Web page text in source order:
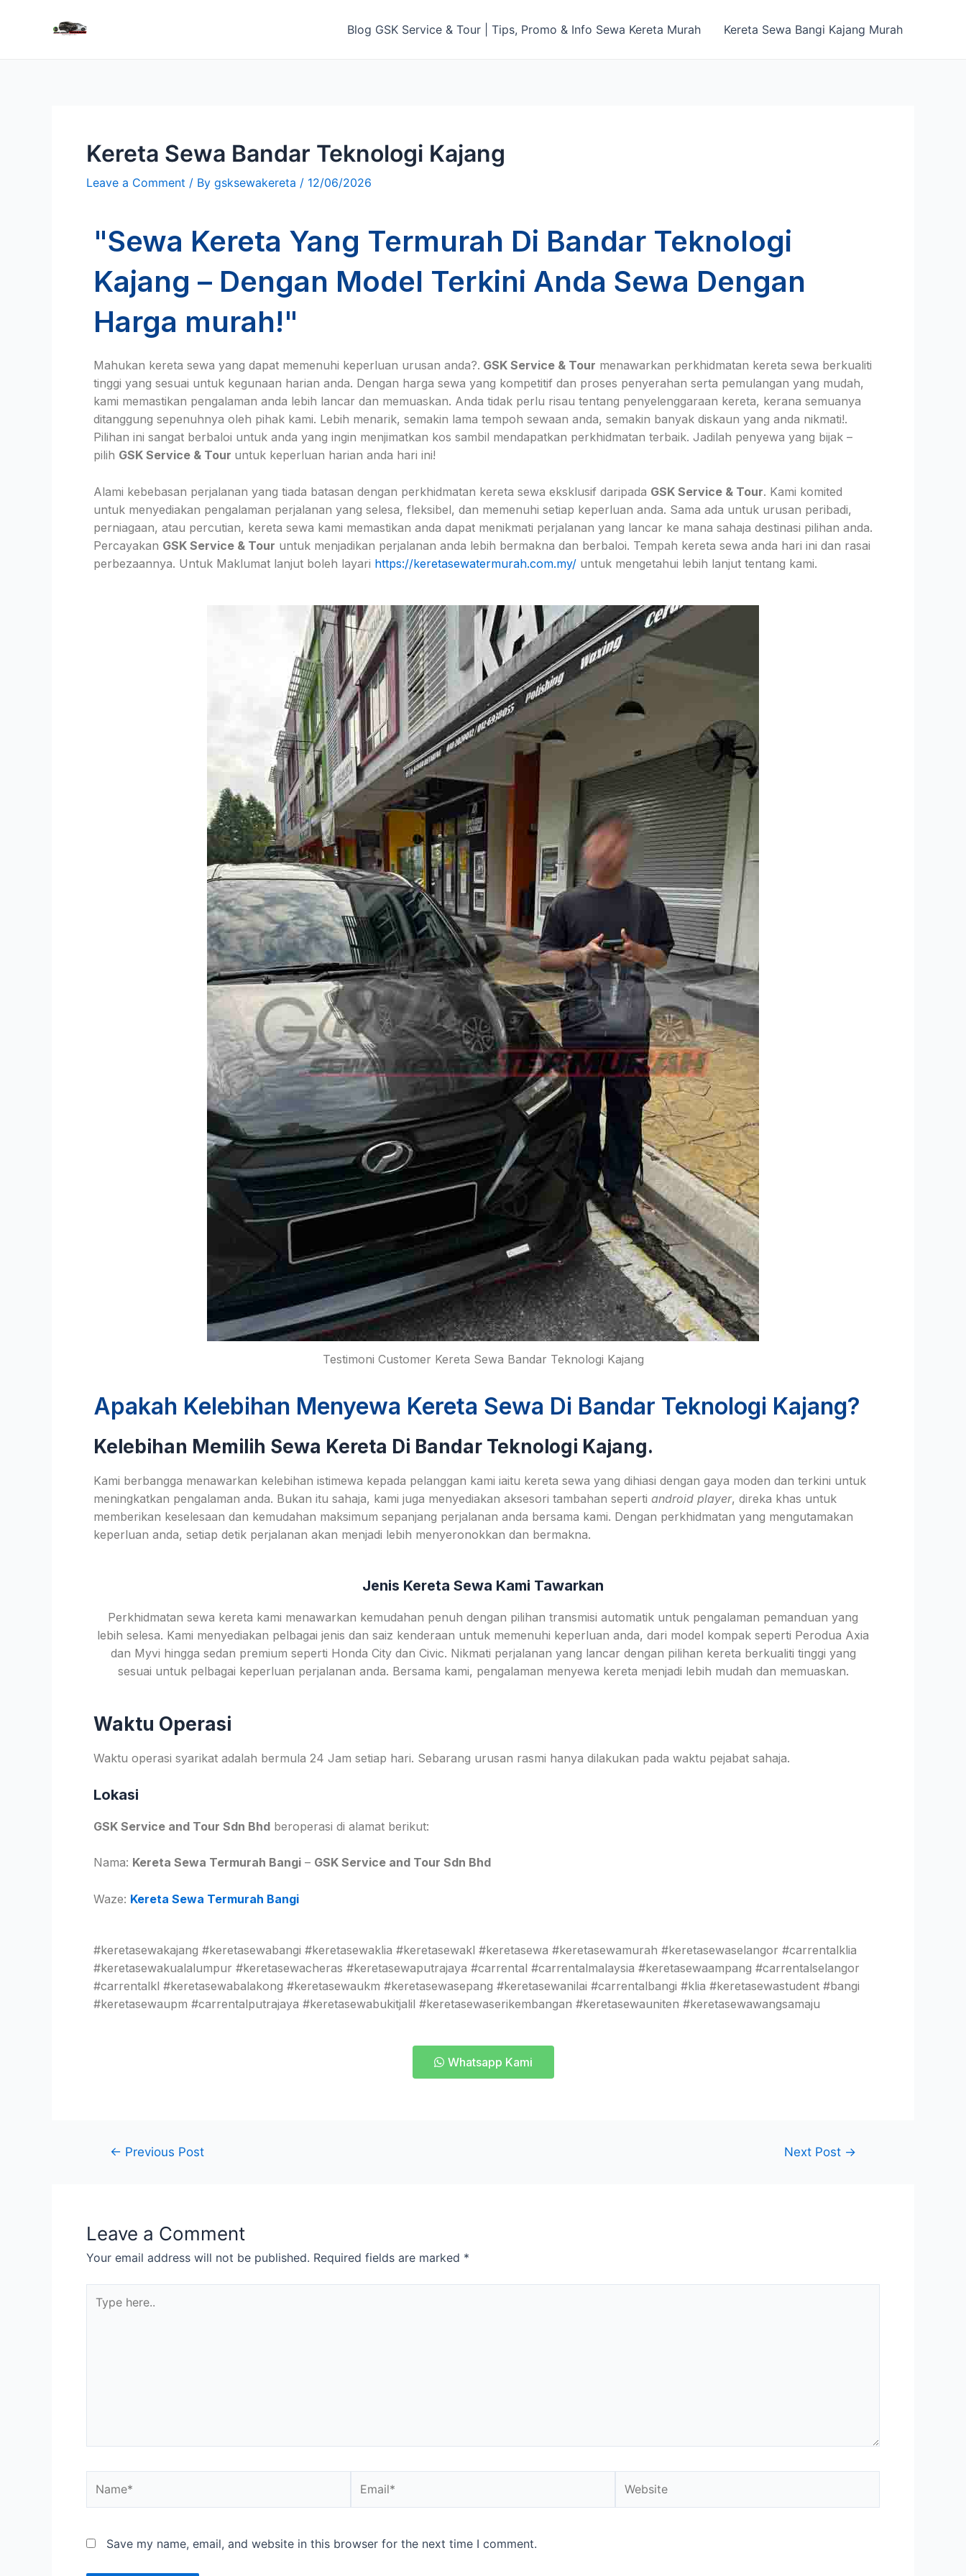
Blog GSK Service & Tour | Tips, Promo & Info Sewa Kereta Murah Kereta Sewa Bangi Kajang Murah
Kereta Sewa Bandar Teknologi Kajang
Leave a Comment / By gsksewakereta / 12/06/2026
"Sewa Kereta Yang Termurah Di Bandar Teknologi
Kajang – Dengan Model Terkini Anda Sewa Dengan
Harga murah!"
Mahukan kereta sewa yang dapat memenuhi keperluan urusan anda?. GSK Service & Tour menawarkan perkhidmatan kereta sewa berkualiti
tinggi yang sesuai untuk kegunaan harian anda. Dengan harga sewa yang kompetitif dan proses penyerahan serta pemulangan yang mudah,
kami memastikan pengalaman anda lebih lancar dan memuaskan. Anda tidak perlu risau tentang penyelenggaraan kereta, kerana semuanya
ditanggung sepenuhnya oleh pihak kami. Lebih menarik, semakin lama tempoh sewaan anda, semakin banyak diskaun yang anda nikmati!.
Pilihan ini sangat berbaloi untuk anda yang ingin menjimatkan kos sambil mendapatkan perkhidmatan terbaik. Jadilah penyewa yang bijak –
pilih GSK Service & Tour untuk keperluan harian anda hari ini!
Alami kebebasan perjalanan yang tiada batasan dengan perkhidmatan kereta sewa eksklusif daripada GSK Service & Tour. Kami komited
untuk menyediakan pengalaman perjalanan yang selesa, fleksibel, dan memenuhi setiap keperluan anda. Sama ada untuk urusan peribadi,
perniagaan, atau percutian, kereta sewa kami memastikan anda dapat menikmati perjalanan yang lancar ke mana sahaja destinasi pilihan anda.
Percayakan GSK Service & Tour untuk menjadikan perjalanan anda lebih bermakna dan berbaloi. Tempah kereta sewa anda hari ini dan rasai
perbezaannya. Untuk Maklumat lanjut boleh layari https://keretasewatermurah.com.my/ untuk mengetahui lebih lanjut tentang kami.
Testimoni Customer Kereta Sewa Bandar Teknologi Kajang
Apakah Kelebihan Menyewa Kereta Sewa Di Bandar Teknologi Kajang?
Kelebihan Memilih Sewa Kereta Di Bandar Teknologi Kajang.
Kami berbangga menawarkan kelebihan istimewa kepada pelanggan kami iaitu kereta sewa yang dihiasi dengan gaya moden dan terkini untuk
meningkatkan pengalaman anda. Bukan itu sahaja, kami juga menyediakan aksesori tambahan seperti android player, direka khas untuk
memberikan keselesaan dan kemudahan maksimum sepanjang perjalanan anda bersama kami. Dengan perkhidmatan yang mengutamakan
keperluan anda, setiap detik perjalanan akan menjadi lebih menyeronokkan dan bermakna.
Jenis Kereta Sewa Kami Tawarkan
Perkhidmatan sewa kereta kami menawarkan kemudahan penuh dengan pilihan transmisi automatik untuk pengalaman pemanduan yang
lebih selesa. Kami menyediakan pelbagai jenis dan saiz kenderaan untuk memenuhi keperluan anda, dari model kompak seperti Perodua Axia
dan Myvi hingga sedan premium seperti Honda City dan Civic. Nikmati perjalanan yang lancar dengan pilihan kereta berkualiti tinggi yang
sesuai untuk pelbagai keperluan perjalanan anda. Bersama kami, pengalaman menyewa kereta menjadi lebih mudah dan memuaskan.
Waktu Operasi
Waktu operasi syarikat adalah bermula 24 Jam setiap hari. Sebarang urusan rasmi hanya dilakukan pada waktu pejabat sahaja.
Lokasi
GSK Service and Tour Sdn Bhd beroperasi di alamat berikut:
Nama: Kereta Sewa Termurah Bangi – GSK Service and Tour Sdn Bhd
Waze: Kereta Sewa Termurah Bangi
#keretasewakajang #keretasewabangi #keretasewaklia #keretasewakl #keretasewa #keretasewamurah #keretasewaselangor #carrentalklia
#keretasewakualalumpur #keretasewacheras #keretasewaputrajaya #carrental #carrentalmalaysia #keretasewaampang #carrentalselangor
#carrentalkl #keretasewabalakong #keretasewaukm #keretasewasepang #keretasewanilai #carrentalbangi #klia #keretasewastudent #bangi
#keretasewaupm #carrentalputrajaya #keretasewabukitjalil #keretasewaserikembangan #keretasewauniten #keretasewawangsamaju
Whatsapp Kami
← Previous Post Next Post →
Leave a Comment
Your email address will not be published. Required fields are marked *
Save my name, email, and website in this browser for the next time I comment.